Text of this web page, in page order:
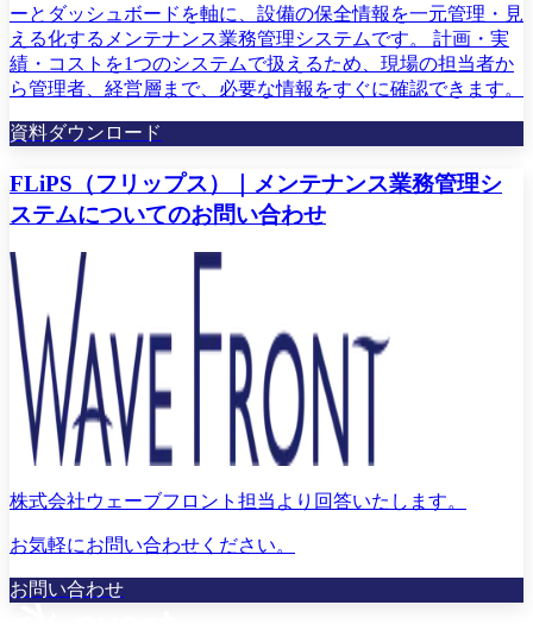
ーとダッシュボードを軸に、設備の保全情報を一元管理・見
える化するメンテナンス業務管理システムです。 計画・実
績・コストを1つのシステムで扱えるため、現場の担当者か
ら管理者、経営層まで、必要な情報をすぐに確認できます。
資料ダウンロード
FLiPS（フリップス）｜メンテナンス業務管理シ
ステムについてのお問い合わせ
株式会社ウェーブフロント担当より回答いたします。
お気軽にお問い合わせください。
お問い合わせ